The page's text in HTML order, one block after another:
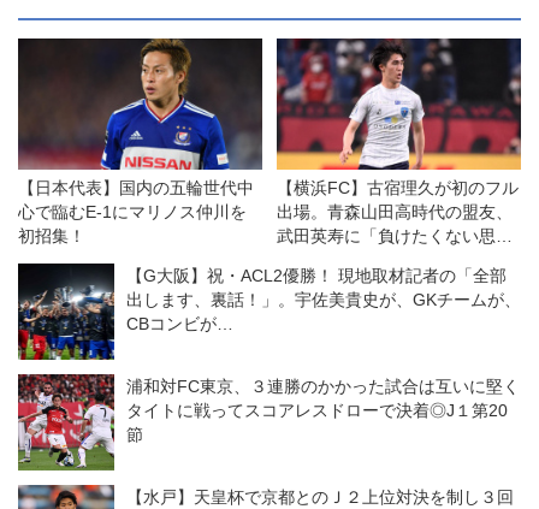
【日本代表】国内の五輪世代中
心で臨むE-1にマリノス仲川を
初招集！
【横浜FC】古宿理久が初のフル
出場。青森山田高時代の盟友、
武田英寿に「負けたくない思い
【G大阪】祝・ACL2優勝！ 現地取材記者の「全部
出します、裏話！」。宇佐美貴史が、GKチームが、
CBコンビが…
浦和対FC東京、３連勝のかかった試合は互いに堅く
タイトに戦ってスコアレスドローで決着◎J１第20
節
【水戸】天皇杯で京都とのＪ２上位対決を制し３回